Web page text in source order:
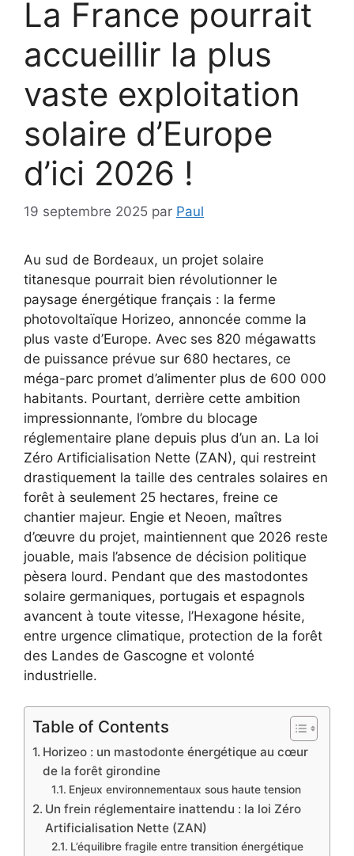
La France pourrait
accueillir la plus
vaste exploitation
solaire d’Europe
d’ici 2026 !
19 septembre 2025 par Paul
Au sud de Bordeaux, un projet solaire
titanesque pourrait bien révolutionner le
paysage énergétique français : la ferme
photovoltaïque Horizeo, annoncée comme la
plus vaste d’Europe. Avec ses 820 mégawatts
de puissance prévue sur 680 hectares, ce
méga-parc promet d’alimenter plus de 600 000
habitants. Pourtant, derrière cette ambition
impressionnante, l’ombre du blocage
réglementaire plane depuis plus d’un an. La loi
Zéro Artificialisation Nette (ZAN), qui restreint
drastiquement la taille des centrales solaires en
forêt à seulement 25 hectares, freine ce
chantier majeur. Engie et Neoen, maîtres
d’œuvre du projet, maintiennent que 2026 reste
jouable, mais l’absence de décision politique
pèsera lourd. Pendant que des mastodontes
solaire germaniques, portugais et espagnols
avancent à toute vitesse, l’Hexagone hésite,
entre urgence climatique, protection de la forêt
des Landes de Gascogne et volonté
industrielle.
Table of Contents
Horizeo : un mastodonte énergétique au cœur
de la forêt girondine
Enjeux environnementaux sous haute tension
Un frein réglementaire inattendu : la loi Zéro
Artificialisation Nette (ZAN)
L’équilibre fragile entre transition énergétique